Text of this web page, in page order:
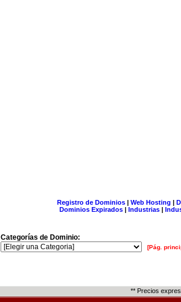
Registro de Dominios| Web Hosting |
Dominios Expirados | Industrias |
Categorías de Dominio:
[Pág.
** Precios